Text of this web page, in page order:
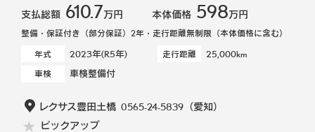
支払総額 610.7万円 本体価格 598万円
整備・保証付き（部分保証）2年・走行距離無制限（本体価格に含む）
年式
2023年(R5年) 走行距離 25,000km
車検 車検整備付
レクサス豊田土橋 0565-24-5839（愛知）
ピックアップ